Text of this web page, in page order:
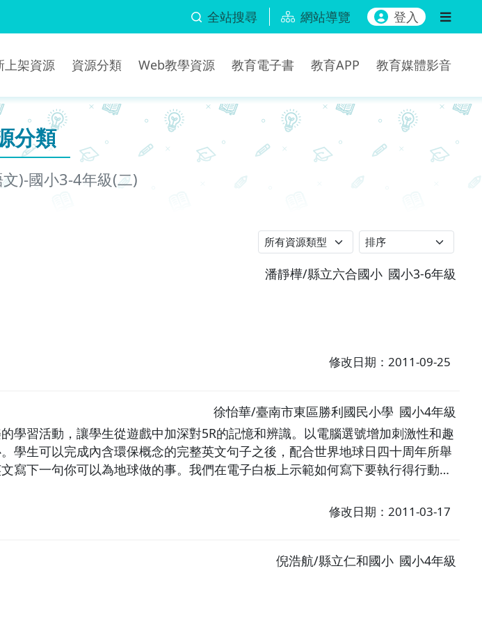
全站搜尋 網站導覽 登入
上架資源 資源分類 Web教學資源 教育電子書 教育APP 教育媒體影音
分類
)-國小3-4年級(二)
潘靜樺/縣立六合國小 國小3-6年級
修改日期：2011-09-25
徐怡華/臺南市東區勝利國民小學 國小4年級
學習活動，讓學生從遊戲中加深對5R的記憶和辨識。以電腦選號增加刺激性和趣
學生可以完成內含環保概念的完整英文句子之後，配合世界地球日四十周年所舉
寫下一句你可以為地球做的事。我們在電子白板上示範如何寫下要執行得行動
語句。 加深加廣讓學生吸取更多英文句子，這不是照本宣科，而是真正use the
修改日期：2011-03-17
倪浩航/縣立仁和國小 國小4年級